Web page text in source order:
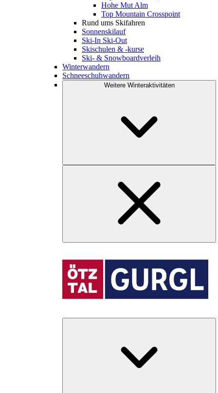
Hohe Mut Alm
Top Mountain Crosspoint
Rund ums Skifahren
Sonnenskilauf
Ski-In Ski-Out
Skischulen & -kurse
Ski- & Snowboardverleih
Winterwandern
Schneeschuhwandern
Weitere Winteraktivitäten